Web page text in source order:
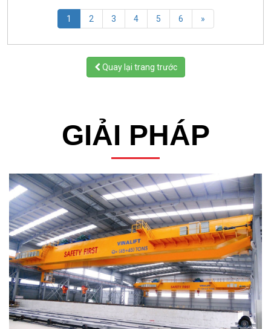
1 (current)
2 3 4 5 6 »
Quay lại trang trước
GIẢI PHÁP